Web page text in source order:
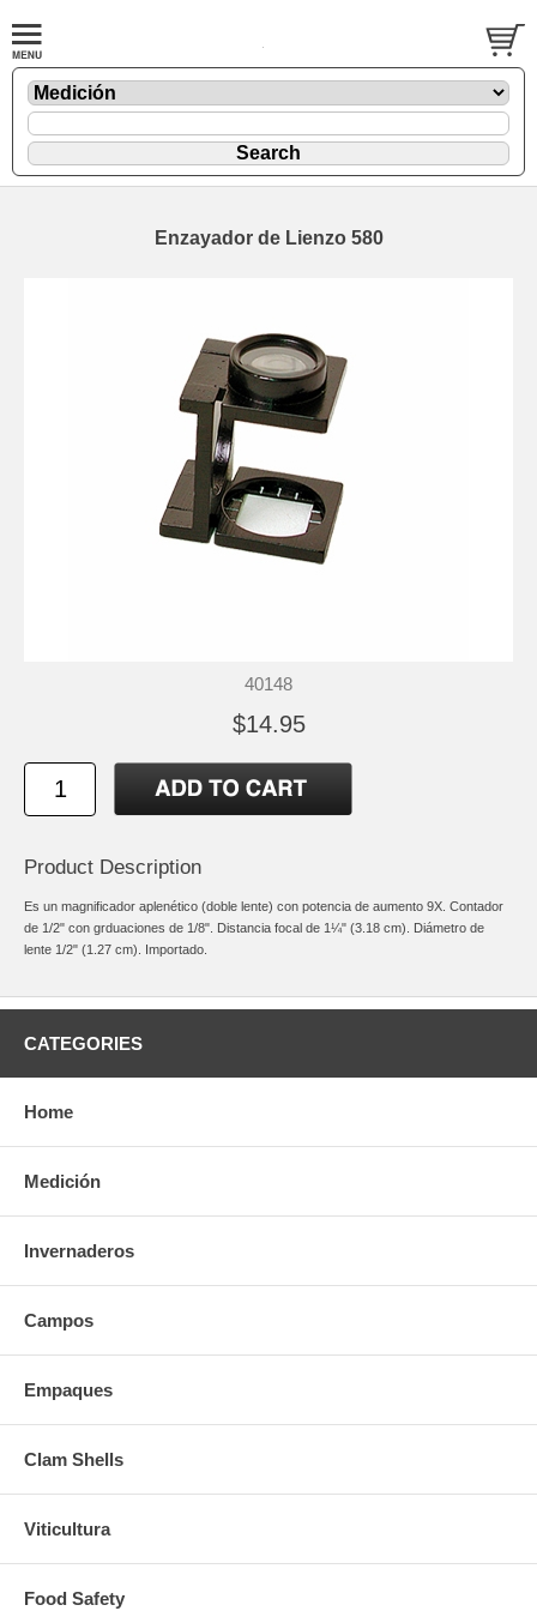
Enzayador de Lienzo 580
40148
$14.95
Product Description
Es un magnificador aplenético (doble lente) con potencia de aumento 9X. Contador
de 1/2" con grduaciones de 1/8". Distancia focal de 1¼" (3.18 cm). Diámetro de
lente 1/2" (1.27 cm). Importado.
CATEGORIES
Home
Medición
Invernaderos
Campos
Empaques
Clam Shells
Viticultura
Food Safety